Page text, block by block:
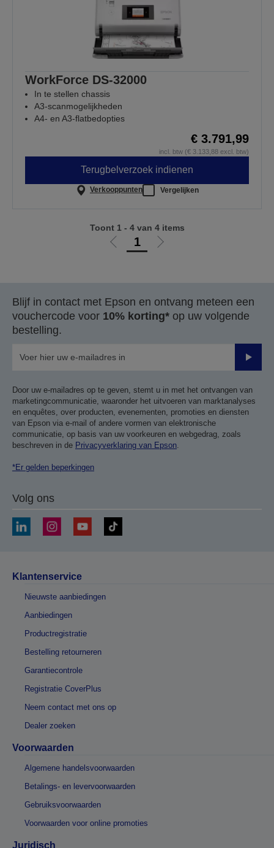
WorkForce DS-32000
In te stellen chassis
A3-scanmogelijkheden
A4- en A3-flatbedopties
€ 3.791,99
incl. btw (€ 3.133,88 excl. btw)
Terugbelverzoek indienen
Verkooppunten Vergelijken
Ga
1
Ga
pagina
Toont 1 - 4 van 4 items
Blijf in contact met Epson en ontvang meteen een
vouchercode voor 10% korting* op uw volgende
bestelling.
Door uw e-mailadres op te geven, stemt u in met het ontvangen van
marketingcommunicatie, waaronder het uitvoeren van marktanalyses
en enquêtes, over producten, evenementen, promoties en diensten
van Epson via e-mail of andere vormen van elektronische
communicatie, op basis van uw voorkeuren en webgedrag, zoals
beschreven in de Privacyverklaring van Epson
*Er gelden beperkingen
Volg ons
Klantenservice
Nieuwste aanbiedingen
Aanbiedingen
Productregistratie
Bestelling retourneren
Garantiecontrole
Registratie CoverPlus
Neem contact met ons op
Dealer zoeken
Voorwaarden
Algemene handelsvoorwaarden
Betalings- en levervoorwaarden
Gebruiksvoorwaarden
Voorwaarden voor online promoties
Juridisch